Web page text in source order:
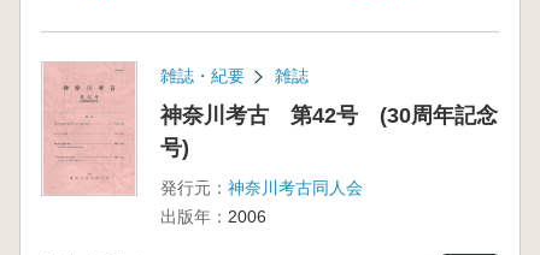
雑誌・紀要 雑誌
神奈川考古 第42号 (30周年記念
号)
発行元： 神奈川考古同人会
出版年： 2006